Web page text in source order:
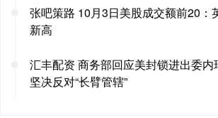
张吧策路 10月3日美股成交额前20：
新高
汇丰配资 商务部回应美封锁进出委内
坚决反对“长臂管辖”